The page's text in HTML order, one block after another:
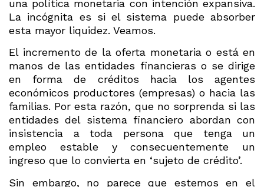
una política monetaria con intención expansiva.
La incógnita es si el sistema puede absorber
esta mayor liquidez. Veamos.
El incremento de la oferta monetaria o está en
manos de las entidades financieras o se dirige
en forma de créditos hacia los agentes
económicos productores (empresas) o hacia las
familias. Por esta razón, que no sorprenda si las
entidades del sistema financiero abordan con
insistencia a toda persona que tenga un
empleo estable y consecuentemente un
ingreso que lo convierta en ‘sujeto de crédito’.
Sin embargo, no parece que estemos en el